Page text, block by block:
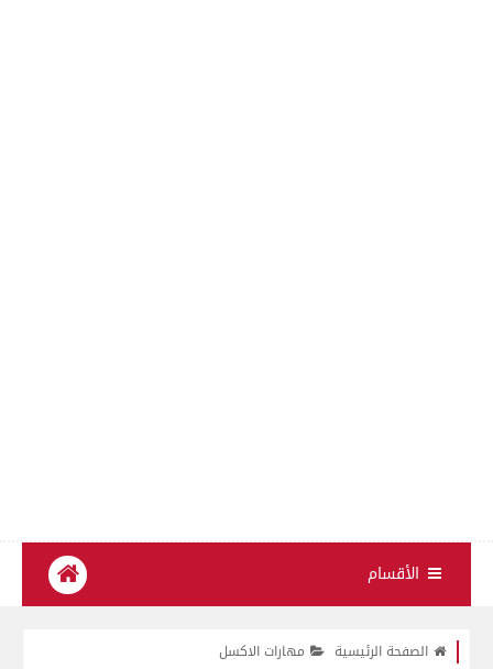
الأقسام
الصفحة الرئيسية مهارات الاكسل